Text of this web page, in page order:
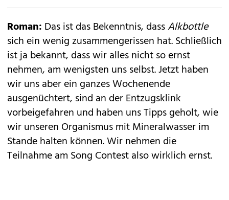
Roman: Das ist das Bekenntnis, dassAlkbottle
sich ein wenig zusammengerissen hat. Schließlich
ist ja bekannt, dass wir alles nicht so ernst
nehmen, am wenigsten uns selbst. Jetzt haben
wir uns aber ein ganzes Wochenende
ausgenüchtert, sind an der Entzugsklink
vorbeigefahren und haben uns Tipps geholt, wie
wir unseren Organismus mit Mineralwasser im
Stande halten können. Wir nehmen die
Teilnahme am Song Contest also wirklich ernst.